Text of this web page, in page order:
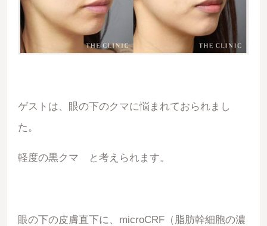
ゲストは、眼の下のクマに悩まれておられまし
た。
軽度の黒クマ と考えられます。
眼の下の皮膚直下に、microCRF（脂肪幹細胞の濃